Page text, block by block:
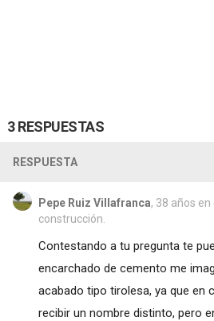
3 RESPUESTAS
RESPUESTA
Pepe Ruiz Villafranca, 38 años
construcción.
Contestando a tu pregunta te
encarchado de cemento me
acabado tipo tirolesa, ya que en
recibir un nombre distinto, pero